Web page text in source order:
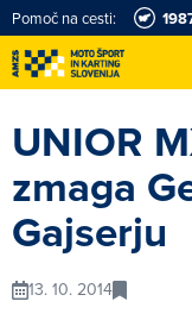
Pomoč na cesti:
UNIOR
zmaga
Gajserju
13. 10. 2014